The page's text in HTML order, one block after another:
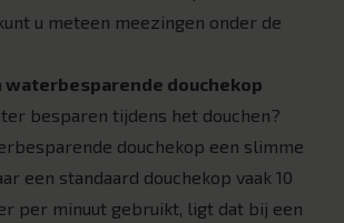
u meteen meezingen onder de
waterbesparende douchekop
besparen tijdens het douchen?
douchekop een slimme
een standaard douchekop vaak 10
per minuut gebruikt, ligt dat bij een